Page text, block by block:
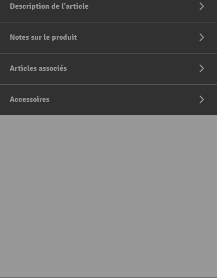
Description de l'article
Notes sur le produit
Articles associés
Accessoires